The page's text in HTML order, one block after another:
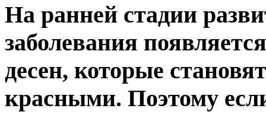
На ранней стадии
заболевания
десен, которые
красными. Поэтому